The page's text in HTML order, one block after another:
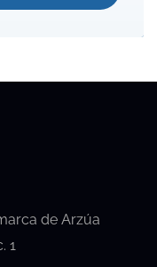
de Arzúa
1